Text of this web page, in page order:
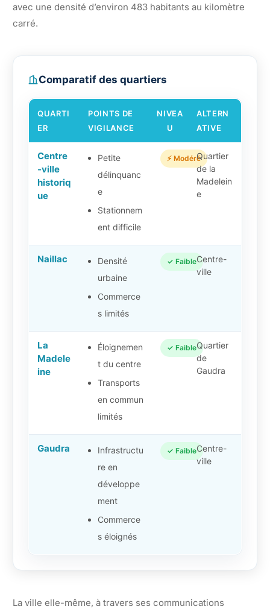
avec une densité d’environ 483 habitants au kilomètre
carré.
Comparatif des quartiers
QUARTI
ER
POINTS DE
VIGILANCE
NIVEA
U
ALTERN
ATIVE
Centre
-ville
historiq
ue
Petite
délinquanc
e
Stationnem
ent difficile
⚡ ModéréQuartier
de la
Madelein
e
Naillac
Densité
urbaine
Commerce
s limités
✓ FaibleCentre-
ville
La
Madele
ine
Éloignemen
t du centre
Transports
en commun
limités
✓ FaibleQuartier
de
Gaudra
Gaudra
Infrastructu
re en
développe
ment
Commerce
s éloignés
✓ FaibleCentre-
ville
La ville elle-même, à travers ses communications